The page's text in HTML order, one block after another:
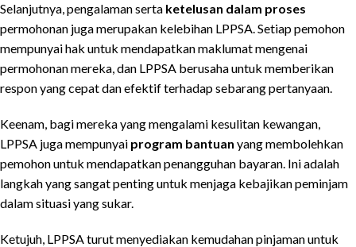
Selanjutnya, pengalaman serta ketelusan dalam proses
permohonan juga merupakan kelebihan LPPSA. Setiap pemohon
mempunyai hak untuk mendapatkan maklumat mengenai
permohonan mereka, dan LPPSA berusaha untuk memberikan
respon yang cepat dan efektif terhadap sebarang pertanyaan.
Keenam, bagi mereka yang mengalami kesulitan kewangan,
LPPSA juga mempunyai program bantuan yang membolehkan
pemohon untuk mendapatkan penangguhan bayaran. Ini adalah
langkah yang sangat penting untuk menjaga kebajikan peminjam
dalam situasi yang sukar.
Ketujuh, LPPSA turut menyediakan kemudahan pinjaman untuk